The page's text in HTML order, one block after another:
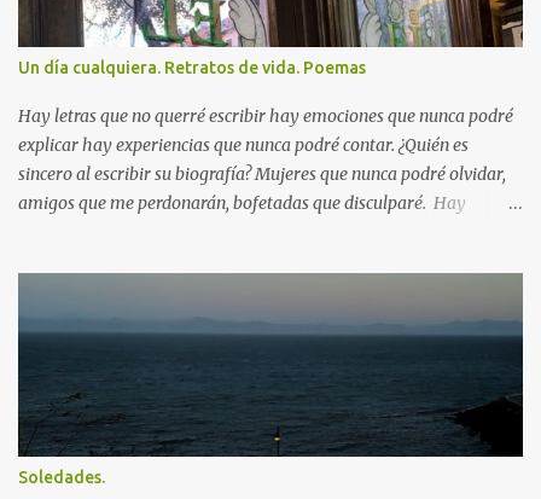
Un día cualquiera. Retratos de vida. Poemas
Hay letras que no querré escribir hay emociones que nunca podré
explicar hay experiencias que nunca podré contar. ¿Quién es
sincero al escribir su biografía? Mujeres que nunca podré olvidar,
amigos que me perdonarán, bofetadas que disculparé. Hay
tertulias a veces, algunos furtivos besos, voy donde me lleve la
casa me tumbo en el sofá, me sorprenden las primeras luces del
amanecer, caliento un café, me acuesto en la cama. Mañana
volveré a ver el mar.
Soledades.